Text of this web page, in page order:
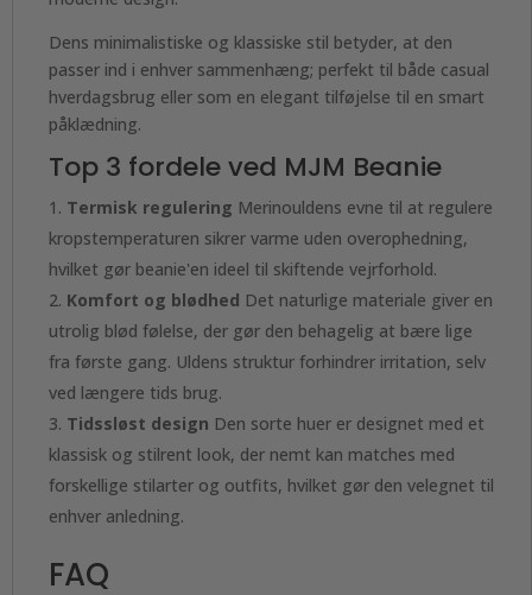
Dens minimalistiske og klassiske stil betyder, at den
passer ind i enhver sammenhæng; perfekt til både casual
hverdagsbrug eller som en elegant tilføjelse til en smart
påklædning.
Top 3 fordele ved MJM Beanie
Termisk regulering Merinouldens evne til at regulere
kropstemperaturen sikrer varme uden overophedning,
hvilket gør beanie'en ideel til skiftende vejrforhold.
Komfort og blødhed Det naturlige materiale giver en
utrolig blød følelse, der gør den behagelig at bære lige
fra første gang. Uldens struktur forhindrer irritation, selv
ved længere tids brug.
Tidssløst design Den sorte huer er designet med et
klassisk og stilrent look, der nemt kan matches med
forskellige stilarter og outfits, hvilket gør den velegnet til
enhver anledning.
FAQ